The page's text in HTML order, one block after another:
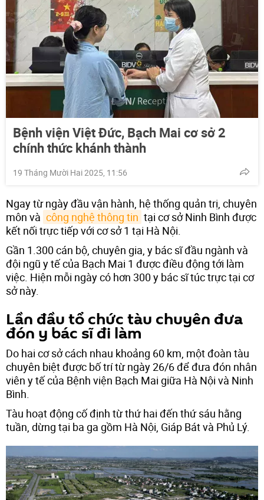
Bệnh viện Việt Đức, Bạch Mai cơ sở 2
chính thức khánh thành
19 Tháng Mười Hai 2025, 11:56
Ngay từ ngày đầu vận hành, hệ thống quản trị, chuyên
môn và công nghệ thông tin tại cơ sở Ninh Bình được
kết nối trực tiếp với cơ sở 1 tại Hà Nội.
Gần 1.300 cán bộ, chuyên gia, y bác sĩ đầu ngành và
đội ngũ y tế của Bạch Mai 1 được điều động tới làm
việc. Hiện mỗi ngày có hơn 300 y bác sĩ túc trực tại cơ
sở này.
Lần đầu tổ chức tàu chuyên đưa
đón y bác sĩ đi làm
Do hai cơ sở cách nhau khoảng 60 km, một đoàn tàu
chuyên biệt được bố trí từ ngày 26/6 để đưa đón nhân
viên y tế của Bệnh viện Bạch Mai giữa Hà Nội và Ninh
Bình.
Tàu hoạt động cố định từ thứ hai đến thứ sáu hằng
tuần, dừng tại ba ga gồm Hà Nội, Giáp Bát và Phủ Lý.